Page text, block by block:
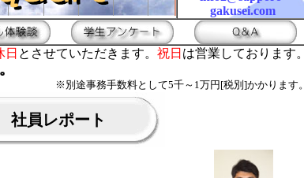
gakusei.com
日 とさせていただきます。 祝日 は営業しております。
※別途事務手数料として5千～1万円[税別]かかります。
社員レポート